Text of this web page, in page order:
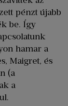
pénzt újabb
be. Így
hamar a
Maigret, és
(a
a